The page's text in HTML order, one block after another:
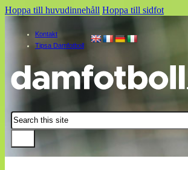
Hoppa till huvudinnehåll Hoppa till sidfot
Kontakt
Tipsa Damfotboll
Sök